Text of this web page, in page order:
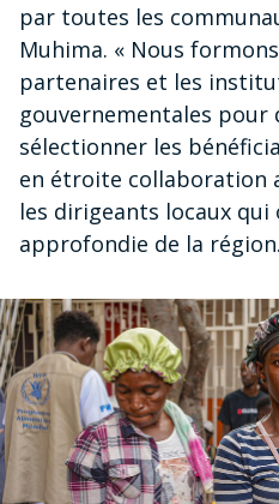
par toutes les
Muhima. « Nous
partenaires et les
gouvernementales pour
sélectionner les
en étroite collaboration
les dirigeants locaux qui
approfondie de la